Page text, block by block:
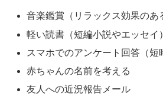
音楽鑑賞（リラックス効果のあ
軽い読書（短編小説やエッセイ）
スマホでのアンケート回答（短
赤ちゃんの名前を考える
友人への近況報告メール